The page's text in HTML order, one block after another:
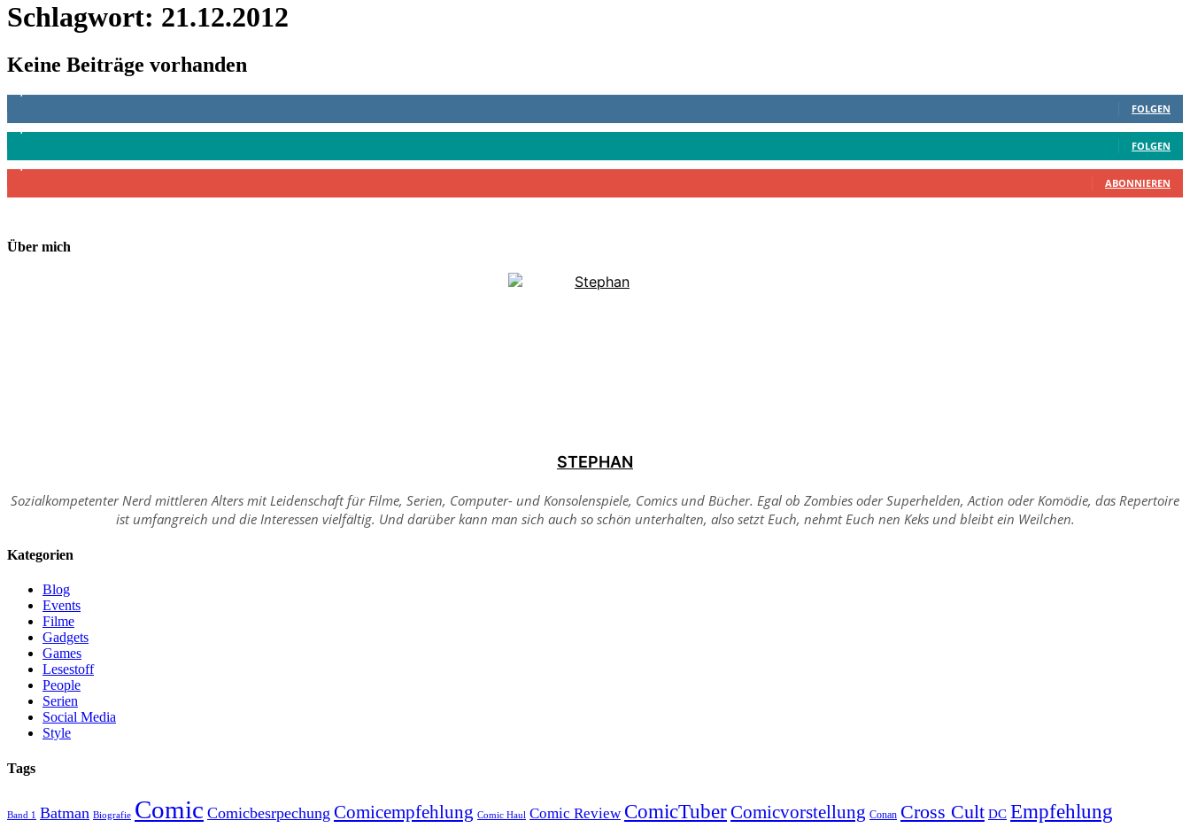
Schlagwort: 21.12.2012
Keine Beiträge vorhanden
FOLGEN
FOLGEN
ABONNIEREN
Über mich
STEPHAN
Sozialkompetenter Nerd mittleren Alters mit Leidenschaft für Filme, Serien, Computer- und Konsolenspiele, Comics und Bücher. Egal ob Zombies oder Superhelden, Action oder Komödie, das Repertoire
ist umfangreich und die Interessen vielfältig. Und darüber kann man sich auch so schön unterhalten, also setzt Euch, nehmt Euch nen Keks und bleibt ein Weilchen.
Kategorien
Blog
Events
Filme
Gadgets
Games
Lesestoff
People
Serien
Social Media
Style
Tags
Band 1 Batman Biografie Comic Comicbesrpechung Comicempfehlung Comic Haul Comic Review ComicTuberComicvorstellung Conan Cross Cult DC Empfehlung